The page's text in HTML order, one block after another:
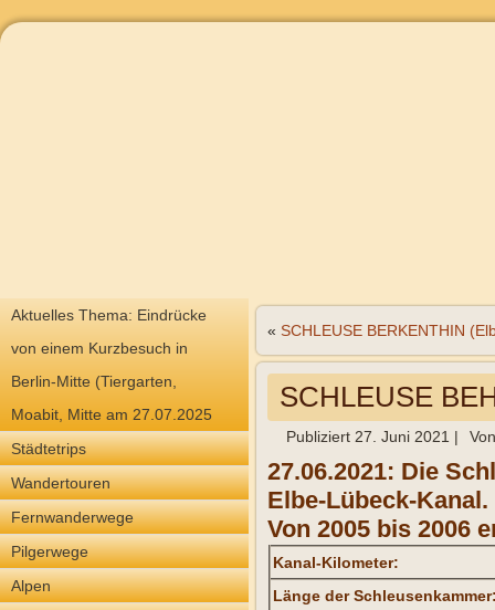
Aktuelles Thema: Eindrücke
von einem Kurzbesuch in
Berlin-Mitte (Tiergarten,
Moabit, Mitte am 27.07.2025
Städtetrips
Wandertouren
Fernwanderwege
Pilgerwege
Alpen
« SCHLEUSE BERKENTHIN
SCHLEUSE
Publiziert 27. Juni 2021 | Von
27.06.2021: Die
Elbe-Lübeck-
Von 2005 bis 2006
Kanal-Kilometer:
Länge der